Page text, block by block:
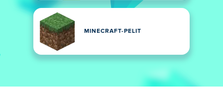
MINECRAFT-PELIT